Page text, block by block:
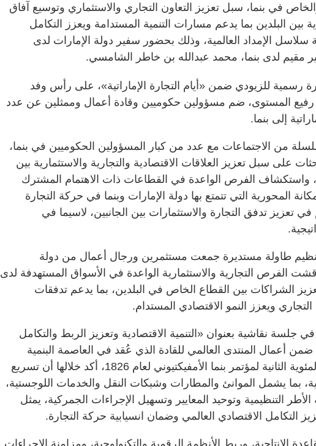
في بنما، سبل تعزيز التعاون التجاري والاستثماري وتوسيع آفاق
بين البلدين بما يدعم مسارات التنمية المستدامة ويعزز التكامل
سلاسل الإمداد العالمية، وذلك بحضور سفير دولة الإمارات لدى
مقيم لدى بنما، محمد عبدالله بن خاطر الشامسي.
رسمية للزيودي ضمن «أيام التجارة الإماراتية»، على رأس وفد
رفيع المستوى، ضم مسؤولين حكوميين وقادة أعمال وممثلين عن عدد
إلى بنما.
من الاجتماعات مع عدد من كبار المسؤولين الحكوميين في بنما،
على سبل تعزيز العلاقات الاقتصادية والتجارية والاستثمارية بين
واستكشاف الفرص الواعدة في القطاعات ذات الاهتمام المشترك
المحورية التي تتمتع بها دولة الإمارات وبنما في حركة التجارة
في تعزيز تدفق التجارة والاستثمارات بين الجانبين، لاسيما في
طاولة مستديرة جمعت مستثمرين ورجال أعمال من دولة
ناقشت الفرص التجارية والاستثمارية الواعدة في الأسواق المستهدفة لدى
تعزيز الشراكات بين القطاع الخاص في البلدين، بما يدعم تدفقات
التجاري ويعزز النمو الاقتصادي المستدام.
جلسة نقاشية بعنوان «التنمية الاقتصادية وتعزيز الربط والتكامل
أعمال المنتدى العالمي للقادة الذي عُقد في العاصمة البنمية
بمناسبة الذكرى المئوية الثانية لمؤتمر بنما الأمفيكتيوني لعام 1826، أكد خلالها أن تسريع
بما يشمل الموانئ والمطارات وشبكات النقل والخدمات اللوجستية،
التنظيمية وتوحيد المعايير وتسهيل الإجراءات الجمركية، يمثل
التكامل الاقتصادي العالمي وضمان انسيابية حركة التجارة.